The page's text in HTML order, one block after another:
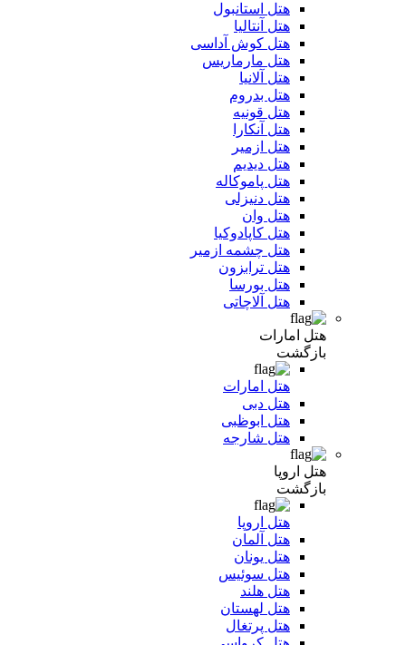
هتل استانبول
هتل آنتالیا
هتل کوش آداسی
هتل مارماریس
هتل آلانیا
هتل بدروم
هتل قونیه
هتل آنکارا
هتل ازمیر
هتل دیدیم
هتل پاموکاله
هتل دنیزلی
هتل وان
هتل کاپادوکیا
هتل چشمه ازمیر
هتل ترابزون
هتل بورسا
هتل آلاچاتی
هتل امارات
بازگشت
هتل امارات
هتل دبی
هتل ابوظبی
هتل شارجه
هتل اروپا
بازگشت
هتل اروپا
هتل آلمان
هتل یونان
هتل سوئیس
هتل هلند
هتل لهستان
هتل پرتغال